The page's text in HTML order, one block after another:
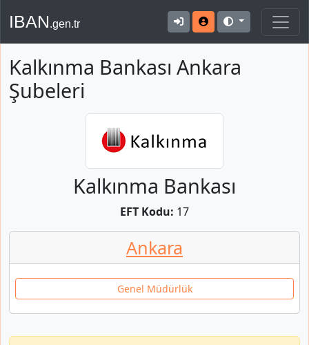
IBAN.gen.tr
Kalkınma Bankası Ankara
Şubeleri
Kalkınma Bankası
EFT Kodu: 17
Ankara
Genel Müdürlük